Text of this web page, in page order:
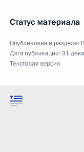
Статус материала
Опубликован в разделе:
Дата публикации:31
Текстовая версия